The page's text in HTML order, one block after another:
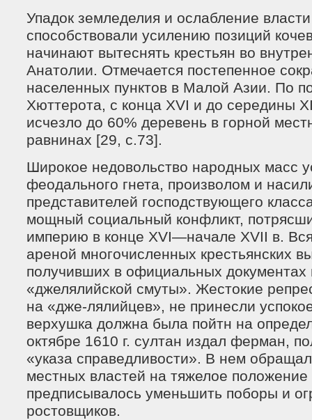
Упадок земледелия и ослабление
способствовали усилению позиций
начинают вытеснять крестьян во
Анатолии. Отмечается постепенное
населенных пунктов в Малой Азии. По
Хюттерота, с конца XVI и до середины
исчезло до 60% деревень в горной
равнинах [29, c.73].
Широкое недовольство народных масс
феодального гнета, произволом и
представителей господствующего
мощный социальный конфликт,
империю в конце XVI—начале XVII в.
ареной многочисленных крестьянских
получивших в официальных документах
«джелялийской смуты». Жестокие
на «дже-лялийцев», не принесли
верхушка должна была пойтн на
октябре 1610 г. султан издал ферман,
«указа справедливости». В нем
местных властей на тяжелое положение
предписывалось уменьшить поборы и
ростовщиков.